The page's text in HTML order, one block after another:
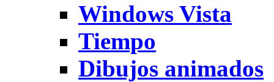
Windows Vista
Tiempo
Dibujos animados